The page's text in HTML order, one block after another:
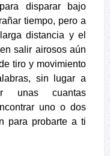
disparar bajo
tiempo, pero a
distancia y el
salir airosos aún
tiro y movimiento
sin lugar a
unas cuantas
uno o dos
para probarte a ti